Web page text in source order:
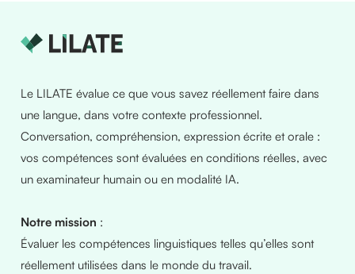
Le LILATE évalue ce que vous savez réellement faire dans
une langue, dans votre contexte professionnel.
Conversation, compréhension, expression écrite et orale :
vos compétences sont évaluées en conditions réelles, avec
un examinateur humain ou en modalité IA.
Notre mission :
Évaluer les compétences linguistiques telles qu’elles sont
réellement utilisées dans le monde du travail.